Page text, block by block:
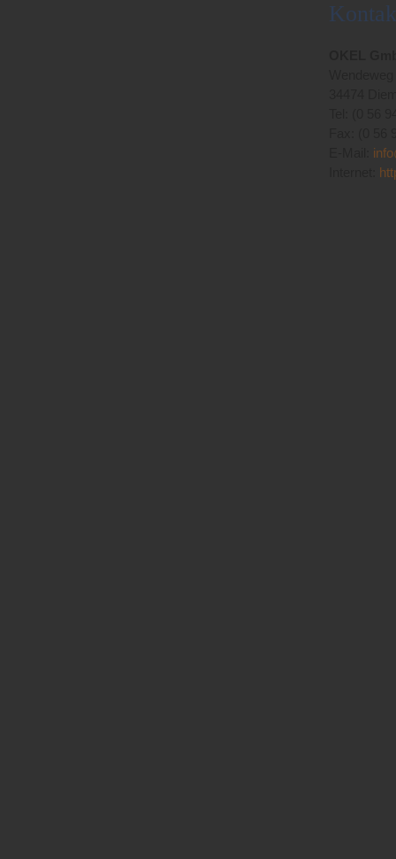
OKEL
34474
Tel: (0 56